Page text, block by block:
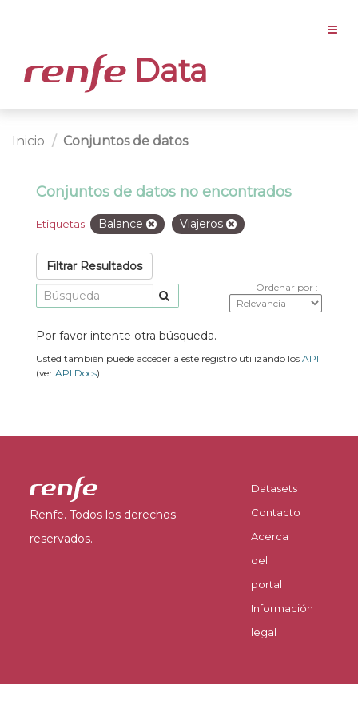
Data
Inicio Conjuntos de datos
Conjuntos de datos no encontrados
Etiquetas: Balance Viajeros
Filtrar Resultados
Ordenar por
Por favor intente otra búsqueda.
Usted también puede acceder a este registro utilizando los API
(ver API Docs).
Renfe. Todos los derechos
reservados.
Datasets
Contacto
Acerca
del
portal
Información
legal